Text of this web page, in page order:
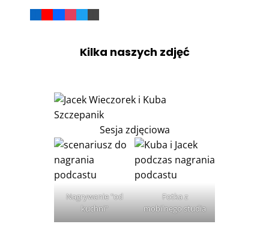
Kilka naszych zdjęć
Sesja zdjęciowa
Nagrywanie "od
kuchni"
Fotka z
mobilnego studia